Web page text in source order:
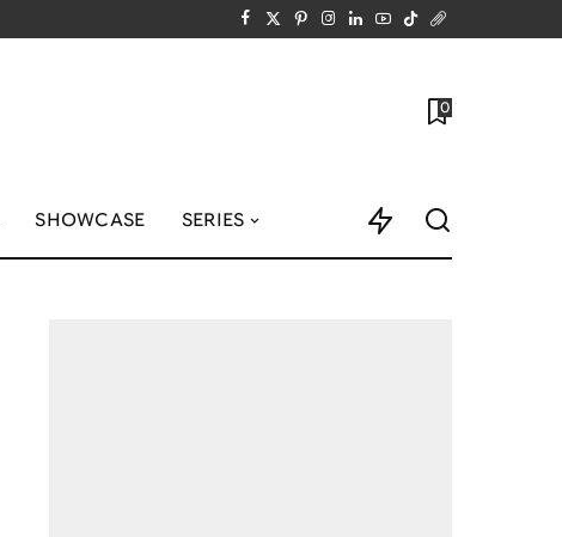
0
SHOWCASE SERIES